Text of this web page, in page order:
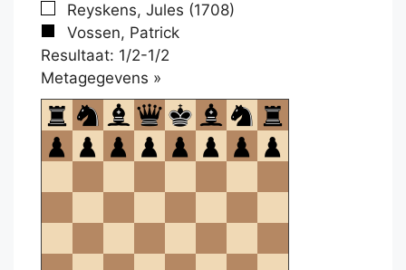
Reyskens, Jules (1708)
Vossen, Patrick
Resultaat: 1/2-1/2
Metagegevens »
om
te
openen.